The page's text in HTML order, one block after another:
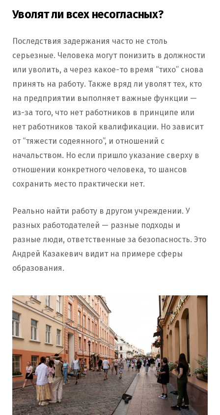
Уволят ли всех несогласных?
Последствия задержания часто не столь
серьезные. Человека могут понизить в должности
или уволить, а через какое-то время “тихо” снова
принять на работу. Также вряд ли уволят тех, кто
на предприятии выполняет важные функции —
из-за того, что нет работников в принципе или
нет работников такой квалификации. Но зависит
от “тяжести содеянного”, и отношений с
начальством. Но если пришло указание сверху в
отношении конкретного человека, то шансов
сохранить место практически нет.
Реально найти работу в другом учреждении. У
разных работодателей — разные подходы и
разные люди, ответственные за безопасность. Это
Андрей Казакевич видит на примере сферы
образования.